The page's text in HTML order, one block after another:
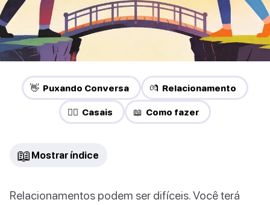
👋 Puxando Conversa 💏 Relacionamento
❤️‍🔥 Casais 📖 Como fazer
📖 Mostrar índice
Relacionamentos podem ser difíceis. Você terá